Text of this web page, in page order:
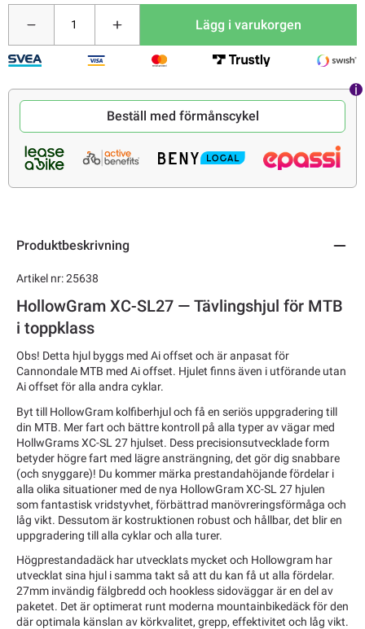
Lägg i varukorgen
Beställ med förmånscykel
Produktbeskrivning
Artikel nr: 25638
HollowGram XC-SL27 — Tävlingshjul för MTB
i toppklass
Obs! Detta hjul byggs med Ai offset och är anpasat för
Cannondale MTB med Ai offset. Hjulet finns även i utförande utan
Ai offset för alla andra cyklar.
Byt till HollowGram kolfiberhjul och få en seriös uppgradering till
din MTB. Mer fart och bättre kontroll på alla typer av vägar med
HollwGrams XC-SL 27 hjulset. Dess precisionsutvecklade form
betyder högre fart med lägre ansträngning, det gör dig snabbare
(och snyggare)! Du kommer märka prestandahöjande fördelar i
alla olika situationer med de nya HollowGram XC-SL 27 hjulen
som fantastisk vridstyvhet, förbättrad manövreringsförmåga och
låg vikt. Dessutom är kostruktionen robust och hållbar, det blir en
uppgradering till alla cyklar och alla turer.
Högprestandadäck har utvecklats mycket och Hollowgram har
utvecklat sina hjul i samma takt så att du kan få ut alla fördelar.
27mm invändig fälgbredd och hookless sidoväggar är en del av
paketet. Det är optimerat runt moderna mountainbikedäck för den
där optimala känslan av körkvalitet, grepp, effektivitet och låg vikt.